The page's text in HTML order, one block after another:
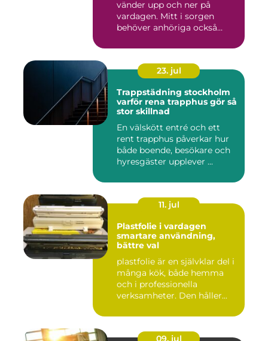
vänder upp och ner på
vardagen. Mitt i sorgen
behöver anhöriga också
23. jul
Trappstädning stockholm
varför rena trapphus gör så
stor skillnad
En välskött entré och ett
rent trapphus påverkar hur
både boende, besökare och
hyresgäster upplever ...
11. jul
Plastfolie i vardagen
smartare användning,
bättre val
plastfolie är en självklar del i
många kök, både hemma
och i professionella
verksamheter. Den håller...
09. jul